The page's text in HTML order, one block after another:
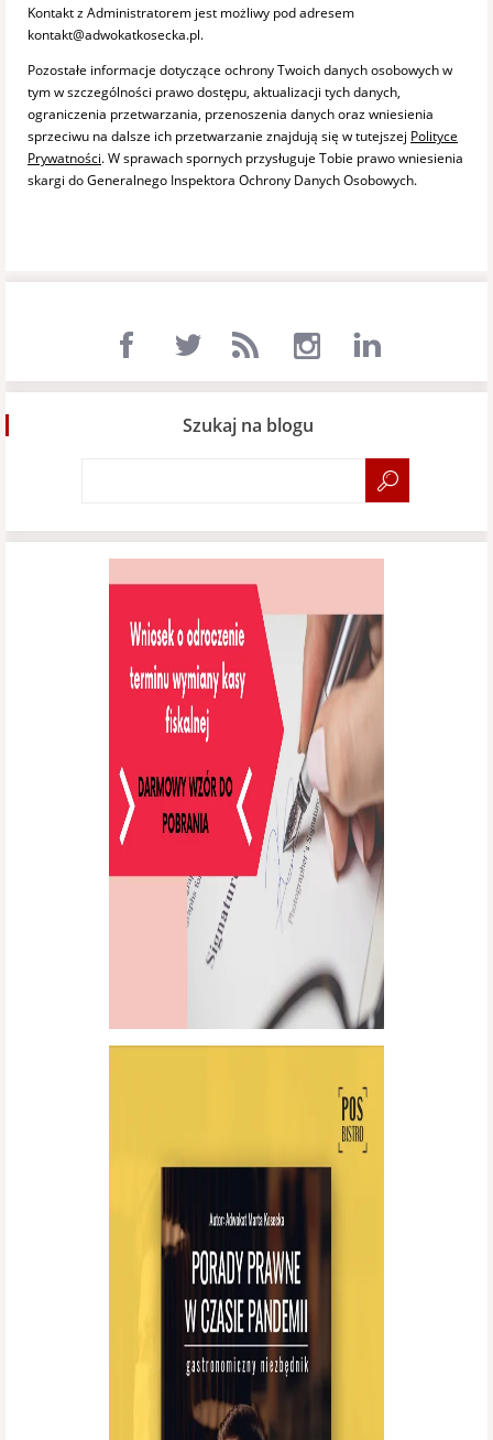
Kontakt z Administratorem jest możliwy pod adresem
kontakt@adwokatkosecka.pl.
Pozostałe informacje dotyczące ochrony Twoich danych osobowych w
tym w szczególności prawo dostępu, aktualizacji tych danych,
ograniczenia przetwarzania, przenoszenia danych oraz wniesienia
sprzeciwu na dalsze ich przetwarzanie znajdują się w tutejszej Polityce
Prywatności. W sprawach spornych przysługuje Tobie prawo wniesienia
skargi do Generalnego Inspektora Ochrony Danych Osobowych.
Szukaj na blogu